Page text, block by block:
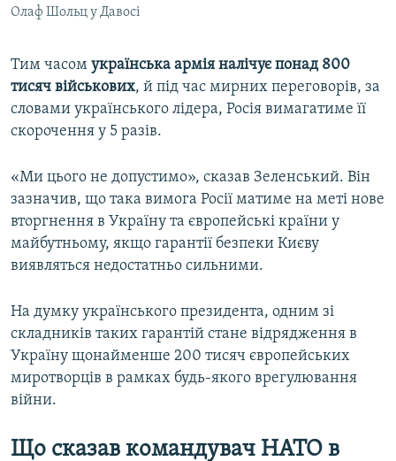
Олаф Шольц у Давосі
Тим часом українська армія налічує понад 800
тисяч військових, й під час мирних переговорів, за
словами українського лідера, Росія вимагатиме її
скорочення у 5 разів.
«Ми цього не допустимо», сказав Зеленський. Він
зазначив, що така вимога Росії матиме на меті нове
вторгнення в Україну та європейські країни у
майбутньому, якщо гарантії безпеки Києву
виявляться недостатньо сильними.
На думку українського президента, одним зі
складників таких гарантій стане відрядження в
Україну щонайменше 200 тисяч європейських
миротворців в рамках будь-якого врегулювання
війни.
Що сказав командувач НАТО в